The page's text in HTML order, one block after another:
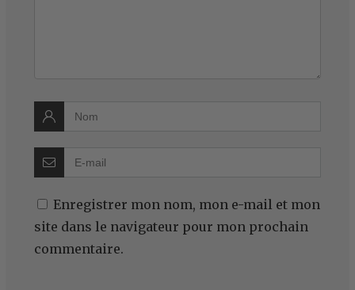
Enregistrer mon nom, mon e-mail et mon
site dans le navigateur pour mon prochain
commentaire.